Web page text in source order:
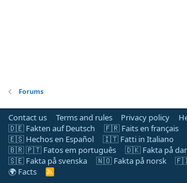
Forums
Contact us Terms and rules Privacy policy
🇩🇪 Fakten auf Deutsch
🇫🇷 Faits en français
🇪🇸 Hechos en Español
🇮🇹 Fatti in Italiano
🇧🇷 🇵🇹 Fatos em português
🇩🇰 Fakta på
🇸🇪 Fakta på svenska
🇳🇴 Fakta på norsk
🇫🇮
🌍 Facts
R